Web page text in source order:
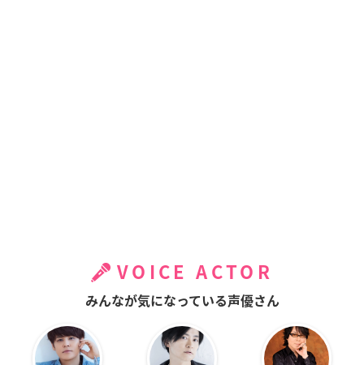
VOICE ACTOR
みんなが気になっている声優さん